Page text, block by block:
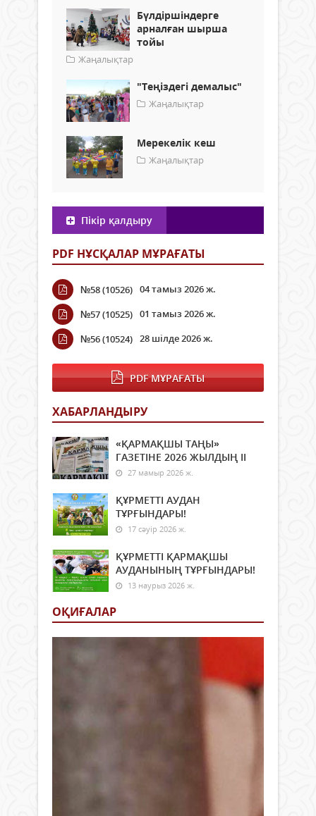
Бүлдіршіндерге
арналған шырша
тойы
Жаңалықтар
"Теңіздегі демалыс"
Жаңалықтар
Мерекелік кеш
Жаңалықтар
Пікір қалдыру
PDF НҰСҚАЛАР МҰРАҒАТЫ
№58 (10526) 04 тамыз 2026 ж.
№57 (10525) 01 тамыз 2026 ж.
№56 (10524) 28 шілде 2026 ж.
PDF МҰРАҒАТЫ
ХАБАРЛАНДЫРУ
«ҚАРМАҚШЫ ТАҢЫ»
ГАЗЕТІНЕ 2026 ЖЫЛДЫҢ ІI
27 мамыр 2026 ж.
ҚҰРМЕТТІ АУДАН
ТҰРҒЫНДАРЫ!
17 сәуір 2026 ж.
ҚҰРМЕТТІ ҚАРМАҚШЫ
АУДАНЫНЫҢ ТҰРҒЫНДАРЫ!
13 наурыз 2026 ж.
ОҚИҒАЛАР